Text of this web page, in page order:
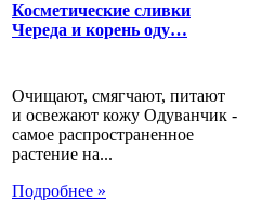
Косметические сливки
Череда и корень оду…
Очищают, смягчают, питают
и освежают кожу Одуванчик -
самое распространенное
растение на...
Подробнее »